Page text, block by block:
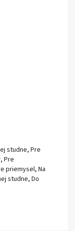
studne, Pre
, Pre
priemysel, Na
studne, Do